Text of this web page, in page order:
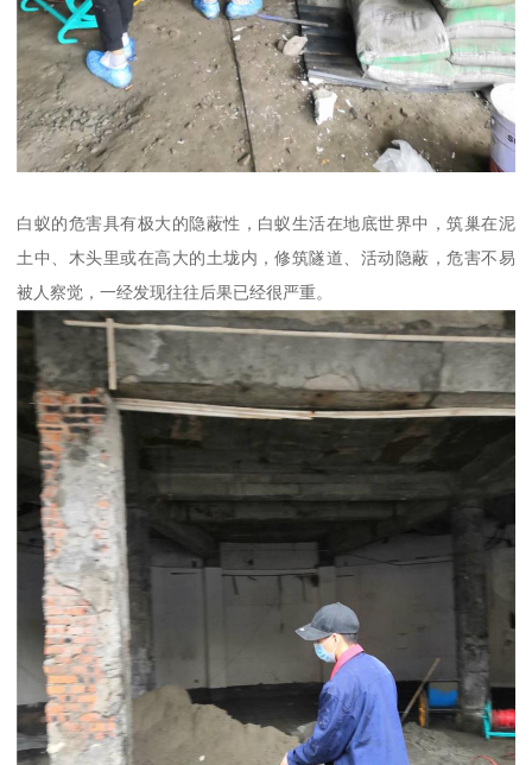
白蚁的危害具有极大的隐蔽性，白蚁生活在地底世界中，筑巢在泥
土中、木头里或在高大的土垅内，修筑隧道、活动隐蔽，危害不易
被人察觉，一经发现往往后果已经很严重。